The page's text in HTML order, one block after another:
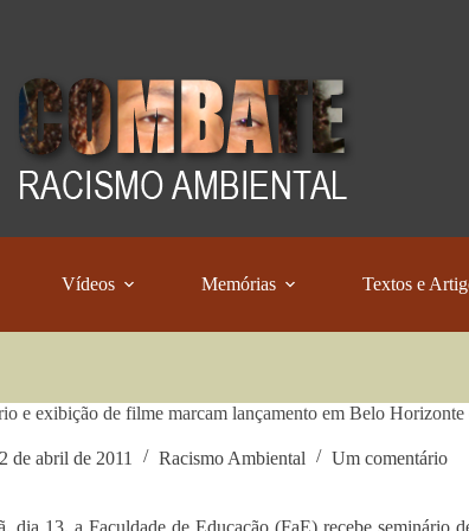
Vídeos Memórias Textos e
e exibição de filme marcam lançamento em Belo
de abril de 2011 Racismo Ambiental Um comentário
dia 13, a Faculdade de Educação (FaE) recebe seminário